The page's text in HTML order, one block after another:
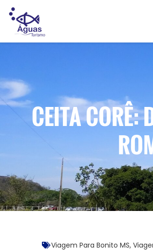
CEITA CORÊ:
Viagem Para Bonito MS,